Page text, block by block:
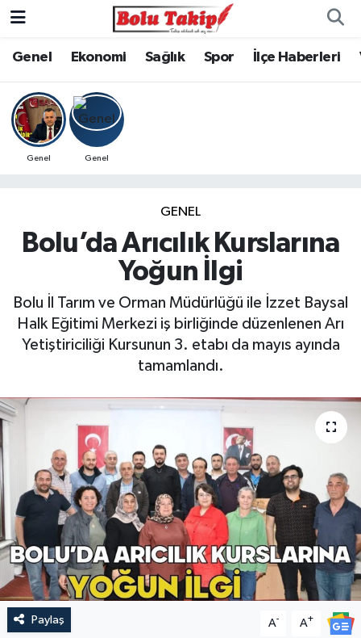
Genel Ekonomi Sağlık Spor İlçe Haberleri
Genel Genel
GENEL
Bolu’da Arıcılık Kurslarına
Yoğun İlgi
Bolu İl Tarım ve Orman Müdürlüğü ile İzzet Baysal
Halk Eğitimi Merkezi iş birliğinde düzenlenen Arı
Yetiştiriciliği Kursunun 3. etabı da mayıs ayında
tamamlandı.
Paylaş A- A+